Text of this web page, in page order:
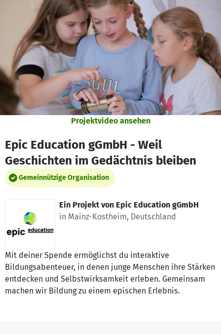
Zum Hauptinhalt springen
Erklärung zur Barrierefreiheit anzeigen
Projektvideo ansehen
Epic Education gGmbH - Weil
Geschichten im Gedächtnis bleiben
Gemeinnützige Organisation
Ein Projekt von Epic Education gGmbH
in Mainz-Kostheim, Deutschland
Mit deiner Spende ermöglichst du interaktive
Bildungsabenteuer, in denen junge Menschen ihre Stärken
entdecken und Selbstwirksamkeit erleben. Gemeinsam
machen wir Bildung zu einem epischen Erlebnis.